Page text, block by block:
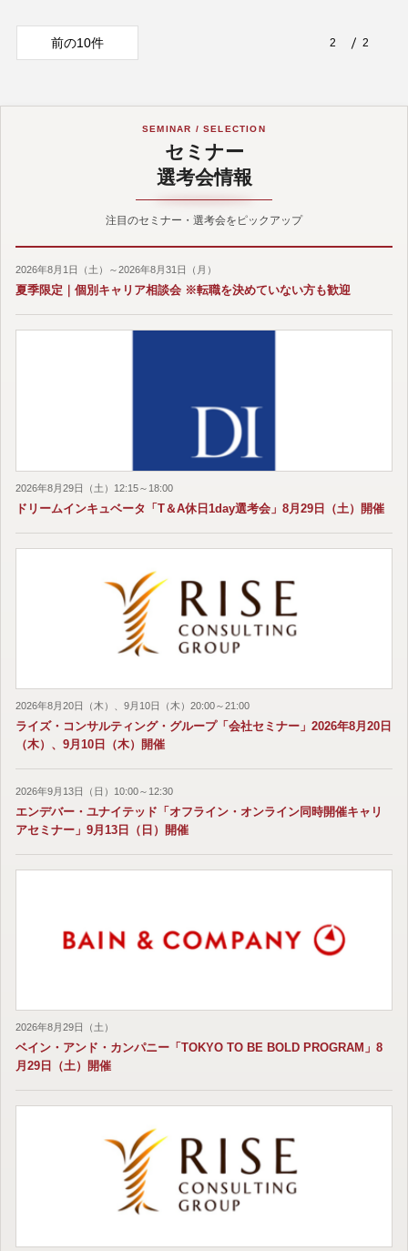
前の10件 2 2
SEMINAR / SELECTION
セミナー
選考会情報
注目のセミナー・選考会をピックアップ
2026年8月1日（土）～2026年8月31日（月）
夏季限定｜個別キャリア相談会 ※転職を決めていない方も歓迎
2026年8月29日（土）12:15～18:00
ドリームインキュベータ「T＆A休日1day選考会」8月29日（土）開催
2026年8月20日（木）、9月10日（木）20:00～21:00
ライズ・コンサルティング・グループ「会社セミナー」2026年8月20日
（木）、9月10日（木）開催
2026年9月13日（日）10:00～12:30
エンデバー・ユナイテッド「オフライン・オンライン同時開催キャリ
アセミナー」9月13日（日）開催
2026年8月29日（土）
ベイン・アンド・カンパニー「TOKYO TO BE BOLD PROGRAM」8
月29日（土）開催